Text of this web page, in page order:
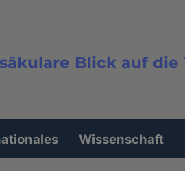
Blick auf die
Wissenschaft